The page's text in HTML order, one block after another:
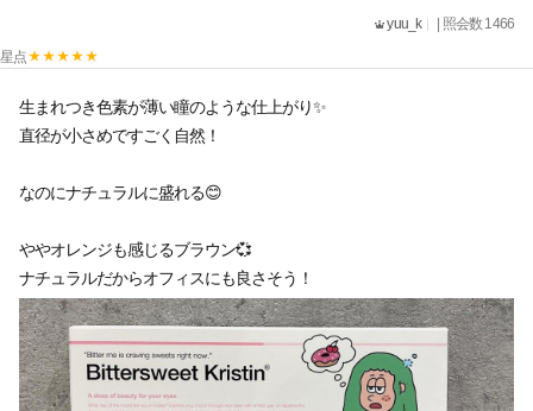
yuu_k
| 照会数 1466
星点
生まれつき色素が薄い瞳のような仕上がり✨
直径が小さめですごく自然！
なのにナチュラルに盛れる😊
ややオレンジも感じるブラウン💞
ナチュラルだからオフィスにも良さそう！